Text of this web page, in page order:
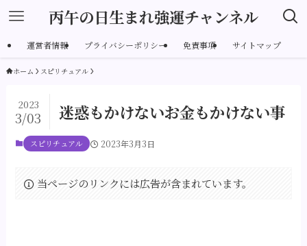
丙午の日生まれ強運チャンネル
運営者情報 プライバシーポリシー 免責事項 サイトマップ
ホーム スピリチュアル
迷惑もかけないお金もかけない事
2023
3/03
スピリチュアル 2023年3月3日
当ページのリンクには広告が含まれています。